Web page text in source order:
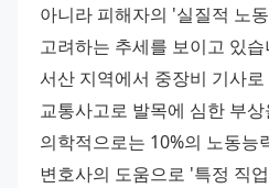
아니라 피해자의 '실질적 노
고려하는 추세를 보이고 있습
서산 지역에서 중장비 기사로
교통사고로 발목에 심한 부
의학적으로는 10%의 노동능
변호사의 도움으로 '특정 직